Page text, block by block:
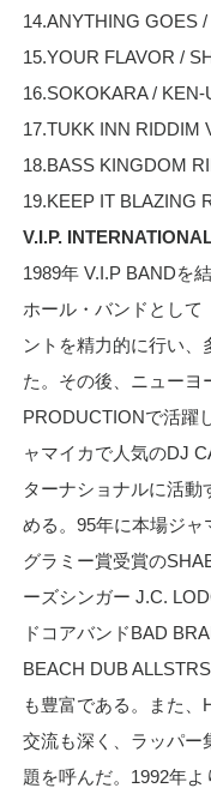
14.ANYTHING GOES
15.YOUR FLAVOR /
16.SOKOKARA / KEN-
17.TUKK INN RIDDIM
18.BASS KINGDOM
19.KEEP IT BLAZING
V.I.P.
1989年 V.I.P BANDを
ホール・バンドとして
ントを精力的に行い、
た。その後、ニューヨ
PRODUCTIONで活躍
ャマイカで人気のDJ
ターナショナルに活
める。95年に本場ジャ
グラミー賞受賞の
ーズシンガー J.C.
ドコアバンドBAD
BEACH DUB
も豊富である。また
交流も深く、ラッパー
題を呼んだ。1992年